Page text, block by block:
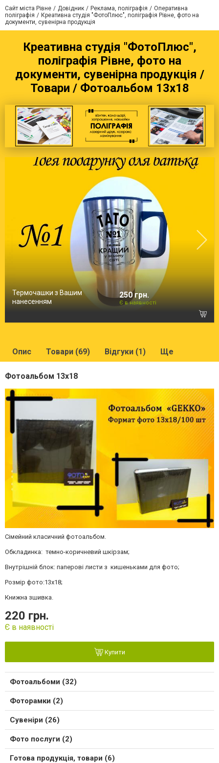
Сайт міста Рівне Довідник Реклама, поліграфія
Оперативна
поліграфія
Креативна студія "ФотоПлюс", поліграфія Рівне, фото на
документи, сувенірна продукція
Креативна студія "ФотоПлюс",
поліграфія Рівне, фото на
документи, сувенірна продукція /
Товари / Фотоальбом 13х18
Термочашки з Вашим
нанесенням
250 грн.
Є в наявності
Опис Товари (69) Відгуки (1) Ще
Фотоальбом 13х18
Сімейний класичний фотоальбом.
Обкладинка: темно-коричневий шкірзам;
Внутрішній блок: паперові листи з кишеньками для фото;
Розмір фото:13х18;
Книжна зшивка.
220 грн.
Є в наявності
Купити
Фотоальбоми (32)
Фоторамки (2)
Сувеніри (26)
Фото послуги (2)
Готова продукція, товари (6)